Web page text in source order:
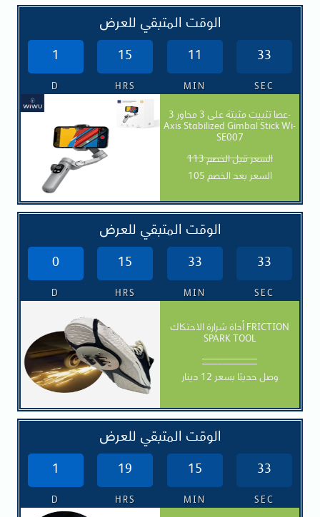
الوقت المتبقي للعرض
1 15 11 31
D HRS MIN SEC
عصا تثبيت مثبتة على 3 محاور 3-
Axis Stabilized Gimbal Stick Wi-
SE007
السعر قبل الخصم 113
السعر بعد الخصم 105
الوقت المتبقي للعرض
0 15 33 31
D HRS MIN SEC
أداة شرارة الاحتكاك FRICTION
SPARK TOOL
___________
وصل حديثا بسعر 12 دينار
الوقت المتبقي للعرض
1 19 15 31
D HRS MIN SEC